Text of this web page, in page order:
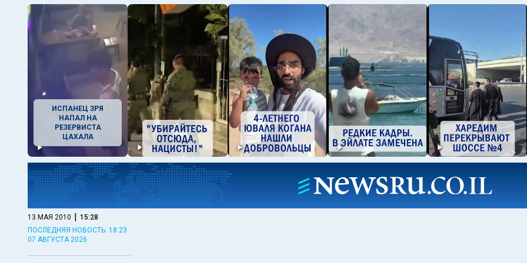
ИСПАНЕЦ ЗРЯ
НАПАЛ НА
РЕЗЕРВИСТА
ЦАХАЛА
13 МАЯ 2010 | 15:28
ПОСЛЕДНЯЯ НОВОСТЬ: 18:23
07 АВГУСТА 2026